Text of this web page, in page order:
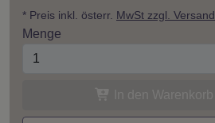
* Preis inkl. österr. MwSt zzgl. Versand
Menge